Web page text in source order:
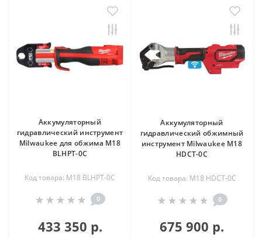
Аккумуляторный
гидравлический инструмент
Milwaukee для обжима M18
BLHPT-0C
Код товара: M18 BLHPT-0C
0
433 350 р.
Аккумуляторный
гидравлический обжимный
инструмент Milwaukee M18
HDCT-0C
Код товара: M18 HDCT-0C
0
675 900 р.